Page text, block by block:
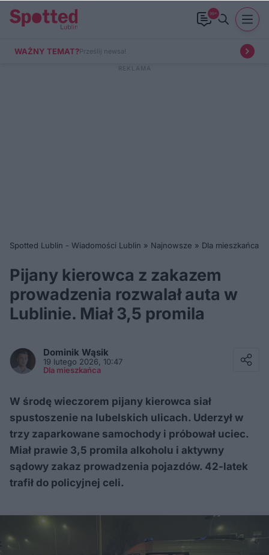
99+
WAŻNY TEMAT?Prześlij newsa!
Spotted Lublin - Wiadomości Lublin » Najnowsze » Dla mieszkańca
Pijany kierowca z zakazem
prowadzenia rozwalał auta w
Lublinie. Miał 3,5 promila
Dominik Wąsik
19 lutego 2026, 10:47
Dla mieszkańca
W środę wieczorem pijany kierowca siał
spustoszenie na lubelskich ulicach. Uderzył w
trzy zaparkowane samochody i próbował uciec.
Miał prawie 3,5 promila alkoholu i aktywny
sądowy zakaz prowadzenia pojazdów. 42-latek
trafił do policyjnej celi.